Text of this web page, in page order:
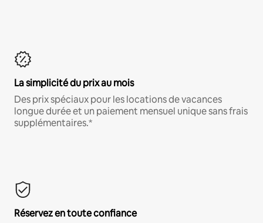
La simplicité du prix au mois
Des prix spéciaux pour les locations de vacances
longue durée et un paiement mensuel unique sans frais
supplémentaires.*
Réservez en toute confiance